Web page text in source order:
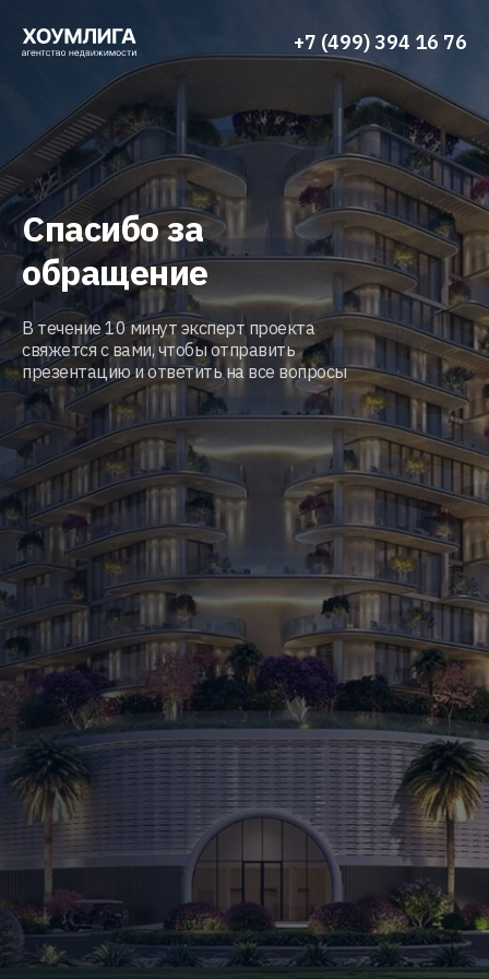
Спасибо за
обращение
В течение 10 минут эксперт проекта
свяжется с вами, чтобы отправить
презентацию и ответить на все вопросы
+7 (499) 394 16 76